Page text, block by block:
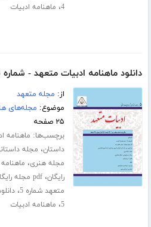
4، ماهنامه ادبیات
دانلود ماهنامه ادبیات متعهد - شماره 5
از: مجله متعهد
موضوع: مجله‌های
۲۵ صفحه
برچسب‌ها: ماهنامه
داستان، مجله
مجله هنری،
رایگان،pdf مجله رایگان
متعهد شماره 5 ،
5، ماهنامه ادبیات